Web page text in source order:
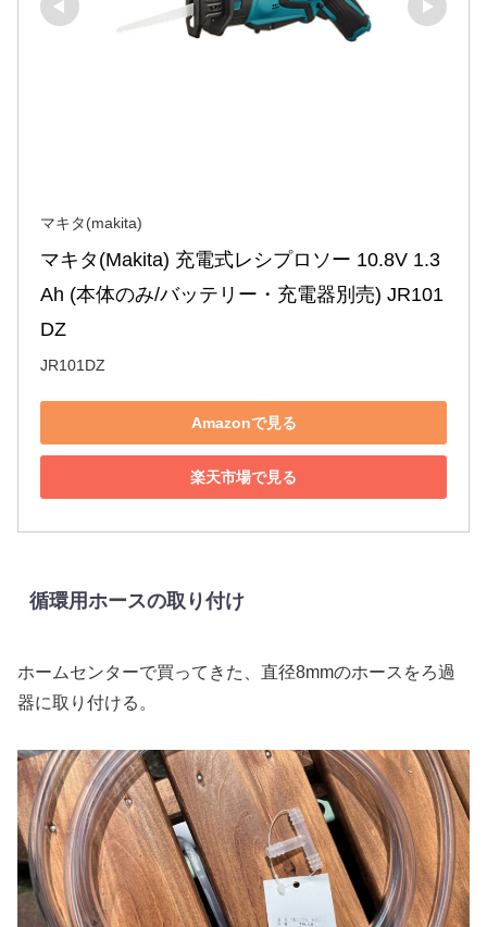
マキタ(makita)
マキタ(Makita) 充電式レシプロソー 10.8V 1.3
Ah (本体のみ/バッテリー・充電器別売) JR101
DZ
JR101DZ
Amazonで見る
楽天市場で見る
循環用ホースの取り付け
ホームセンターで買ってきた、直径8mmのホースをろ過
器に取り付ける。